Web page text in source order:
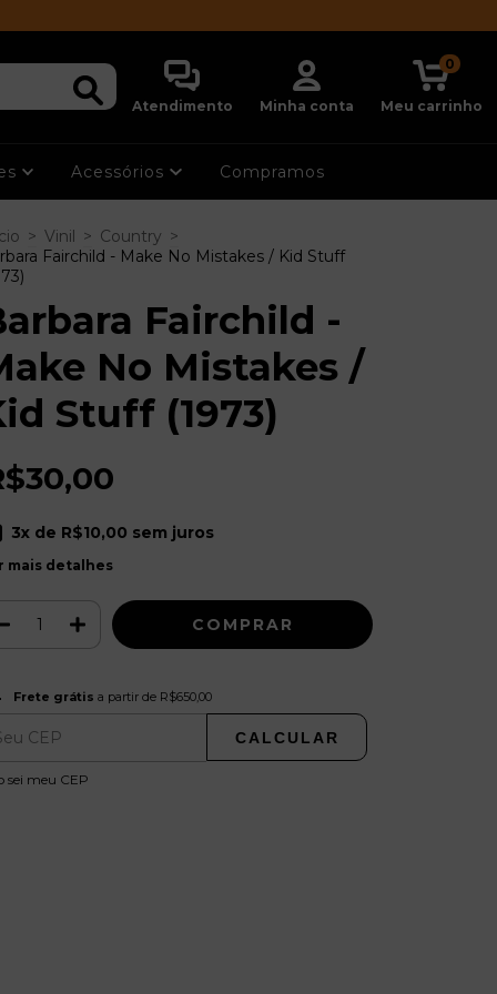
Atendimento Minha conta Meu carrinho
0
Acessórios Compramos
> Vinil > Country >
Fairchild - Make No Mistakes / Kid Stuff
Fairchild -
No Mistakes /
Stuff (1973)
3x de R$10,00 sem juros
mais detalhes
para o CEP: ALTERAR CEP
Frete grátis a partir de R$650,00
CALCULAR
sei meu CEP